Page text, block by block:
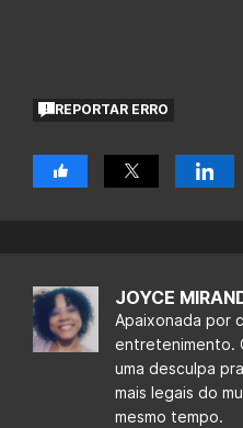
REPORTAR ERRO
JOYCE
Apaixonada por
entretenimento.
uma desculpa
mais legais do
mesmo tempo.